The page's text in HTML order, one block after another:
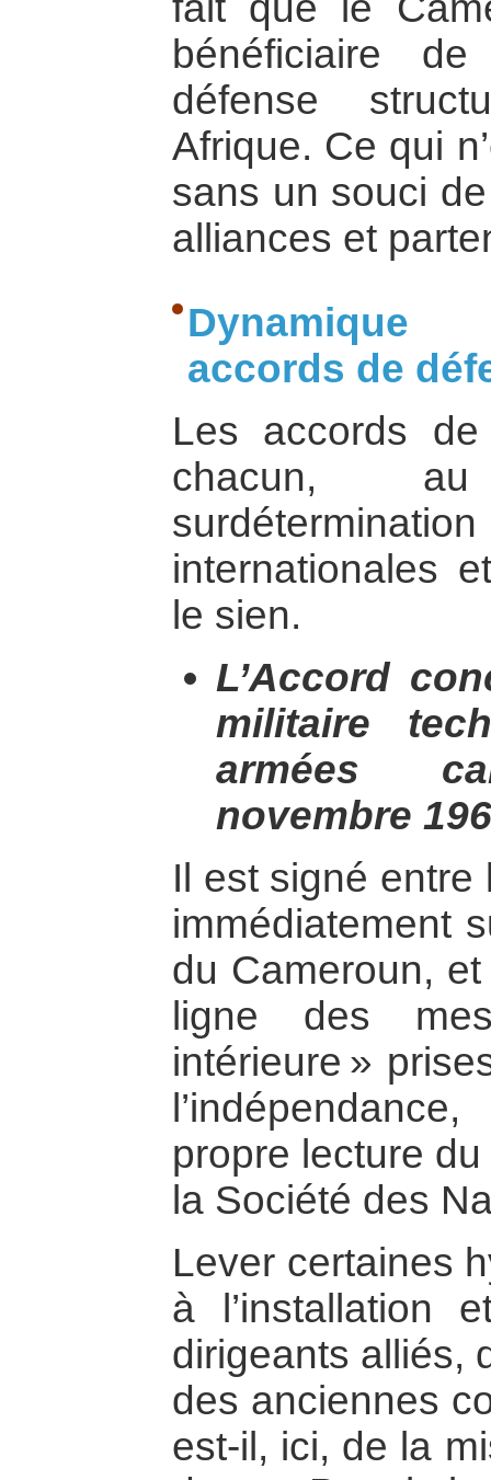
bénéficiaire
défense
Afrique. Ce qui
sans un souci
alliances et
Dynamique
accords de
Les accords de
chacun,
internationales
le sien.
L’Accord
militaire
armées
novembre
Il est signé
immédiatement
du Cameroun,
ligne des
intérieure »
propre lecture
la Société des
Lever certaines
à l’installation
dirigeants alliés,
des anciennes
est-il, ici, de la